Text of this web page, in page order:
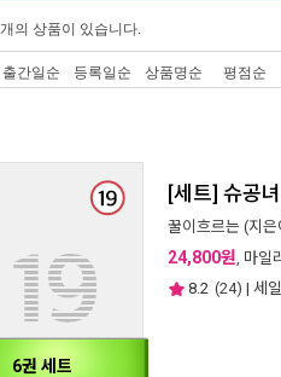
개의 상품이 있습니다.
출간일순 등록일순 상품명순 평점순
6권 세트
[세트] 슈공
꿀이흐르는 (지은
24,800원, 마일
8.2 (24) | 세